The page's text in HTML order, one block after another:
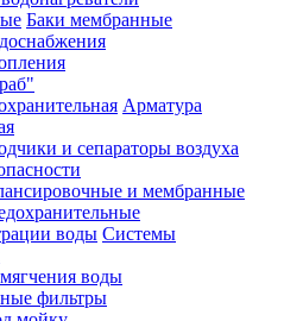
Баки мембранные
Арматура
и сепараторы воздуха
и мембранные
Системы
воды
фильтры